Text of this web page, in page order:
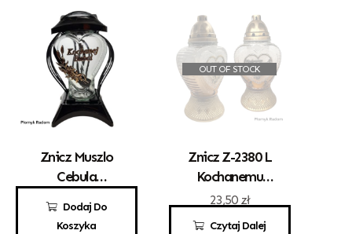
Dodaj Do
Koszyka
Znicz Muszlo
Cebula
79,00 zł
OUT OF STOCK
Czytaj Dalej
Znicz Z-2380 L
Kochanemu
Dziadkowi
23,50 zł